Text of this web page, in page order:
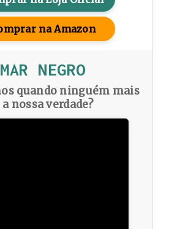
na Amazon
MAR NEGRO
quando ninguém mais
nossa verdade?